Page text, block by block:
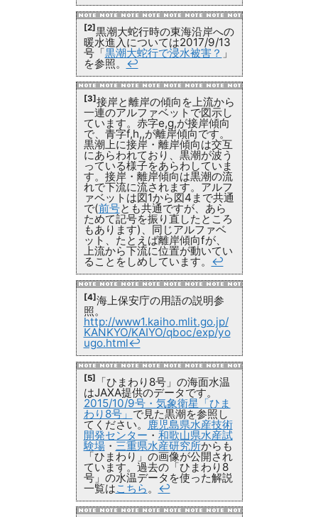
[2] 黒潮大蛇行時の東海沿岸への
暖水進入については2017/9/13
号「黒潮大蛇行で浸水被害？ 」
を参照。 ↩
[3] 接岸と離岸の傾向を上流から
一連のアルファベットで図示し
ています。赤字e,g,が接岸傾向
で、青字f,h,,が離岸傾向です。
黒潮上に接岸・離岸傾向は交互
にあらわれており、黒潮が波う
っている様子をあらわしていま
す。接岸・離岸傾向は黒潮の流
れで下流に流されます。アルフ
ァベットは図1から図4まで共通
で(前号とも共通ですが、あら
ためて記号を振り直したところ
もあります)、同じアルファベ
ット、たとえば離岸傾向fが、
上流から下流に位置が動いてい
ることをしめしています。 ↩
[4]海上保安庁の用語の説明参
照。
http://www1.kaiho.mlit.go.jp/
KANKYO/KAIYO/qboc/exp/yo
ugo.html↩
[5] 「ひまわり8号」の海面水温
はJAXA提供のデータです。
2015/10/9号・気象衛星「ひま
わり8号」 で見た黒潮を参照し
てください。 鹿児島県水産技術
開発センター ・ 和歌山県水産試
験場・ 三重県水産研究所からも
「ひまわり」の画像が公開され
ています。過去の「ひまわり8
号」の水温データを使った解説
一覧はこちら 。 ↩